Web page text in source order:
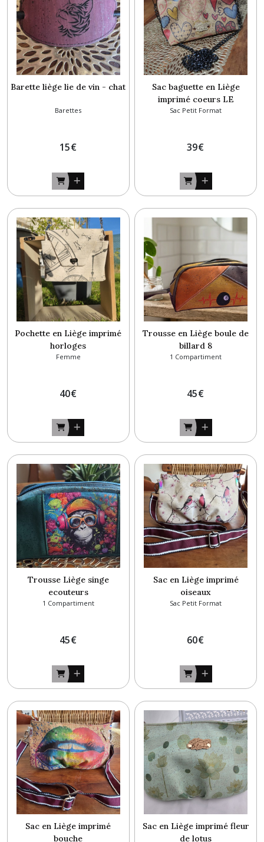
Barette liège lie de vin - chat
Barettes
15€
Sac baguette en Liège
imprimé coeurs LE
LIÉGEOIS
Sac Petit Format
39€
Pochette en Liège imprimé
horloges
Femme
40€
Trousse en Liège boule de
billard 8
1 Compartiment
45€
Trousse Liège singe
ecouteurs
1 Compartiment
45€
Sac en Liège imprimé
oiseaux
Sac Petit Format
60€
Sac en Liège imprimé
bouche
Sac en Liège imprimé fleur
de lotus